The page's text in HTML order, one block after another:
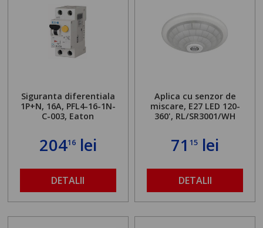
Siguranta diferentiala
1P+N, 16A, PFL4-16-1N-
C-003, Eaton
20416lei
DETALII
Aplica cu senzor de
miscare, E27 LED 120-
360', RL/SR3001/WH
7115 lei
DETALII